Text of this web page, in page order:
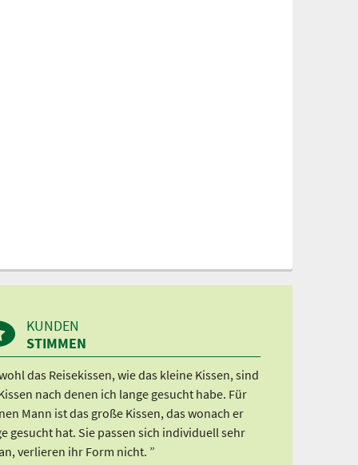
KUNDEN
STIMMEN
das Reisekissen, wie das kleine Kissen, sind
nach denen ich lange gesucht habe. Für
Mann ist das große Kissen, das wonach er
gesucht hat. Sie passen sich individuell sehr
verlieren ihr Form nicht. ”